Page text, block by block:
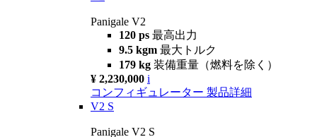
Panigale V2
120 ps 最高出力
9.5 kgm 最大トルク
179 kg 装備重量（燃料を除く）
¥ 2,230,000 i
コンフィギュレーター 製品詳細
V2 S
Panigale V2 S